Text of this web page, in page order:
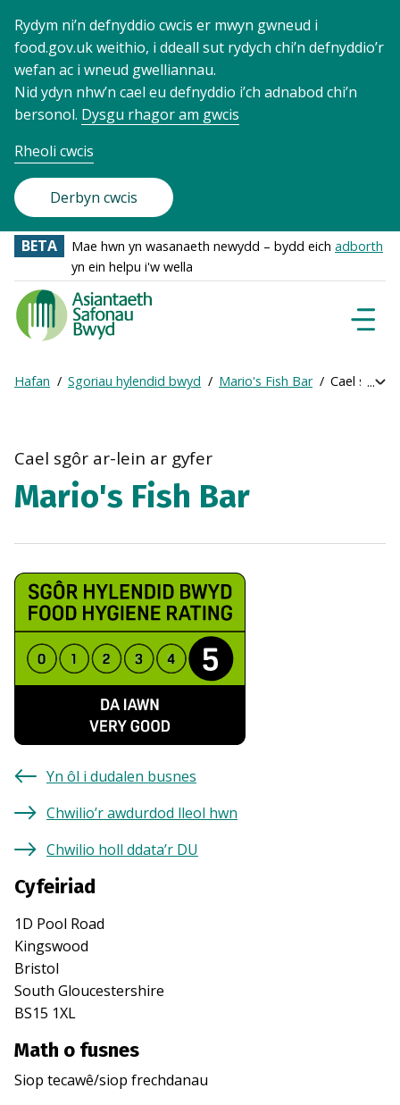
Rydym ni’n defnyddio cwcis er mwyn gwneud i
food.gov.uk weithio, i ddeall sut rydych chi’n defnyddio’r
wefan ac i wneud gwelliannau.
Nid ydyn nhw’n cael eu defnyddio i’ch adnabod chi’n
bersonol. Dysgu rhagor am gwcis
Rheoli cwcis
Derbyn cwcis
BETA Mae hwn yn wasanaeth newydd – bydd eich adborth
yn ein helpu i'w wella
Food
Standards
Agency
Frontpage
Breadcrumb
Hafan Sgoriau hylendid bwyd Mario's Fish Bar Cael sgôr
Cael sgôr ar-lein ar gyfer
Mario's Fish Bar
Yn ôl i dudalen busnes
Chwilio’r awdurdod lleol hwn
Chwilio holl ddata’r DU
Cyfeiriad
1D Pool Road
Kingswood
Bristol
South Gloucestershire
BS15 1XL
Math o fusnes
Siop tecawê/siop frechdanau